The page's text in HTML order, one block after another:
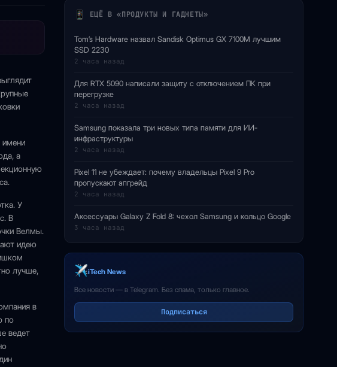
имени
а
У
В
Велмы.
идею
лучше,
в
по
ведет
ЕЩЁ В «ПРОДУКТЫ И ГАДЖЕТЫ»
Tom’s Hardware назвал Sandisk Optimus GX 7100M лучшим
SSD 2230
2 часа назад
Для RTX 5090 написали защиту с отключением ПК при
перегрузке
2 часа назад
Samsung показала три новых типа памяти для ИИ-
инфраструктуры
2 часа назад
Pixel 11 не убеждает: почему владельцы Pixel 9 Pro
пропускают апгрейд
2 часа назад
Аксессуары Galaxy Z Fold 8: чехол Samsung и кольцо Google
3 часа назад
iTech News
Все новости — в Telegram. Без спама, только главное.
Подписаться